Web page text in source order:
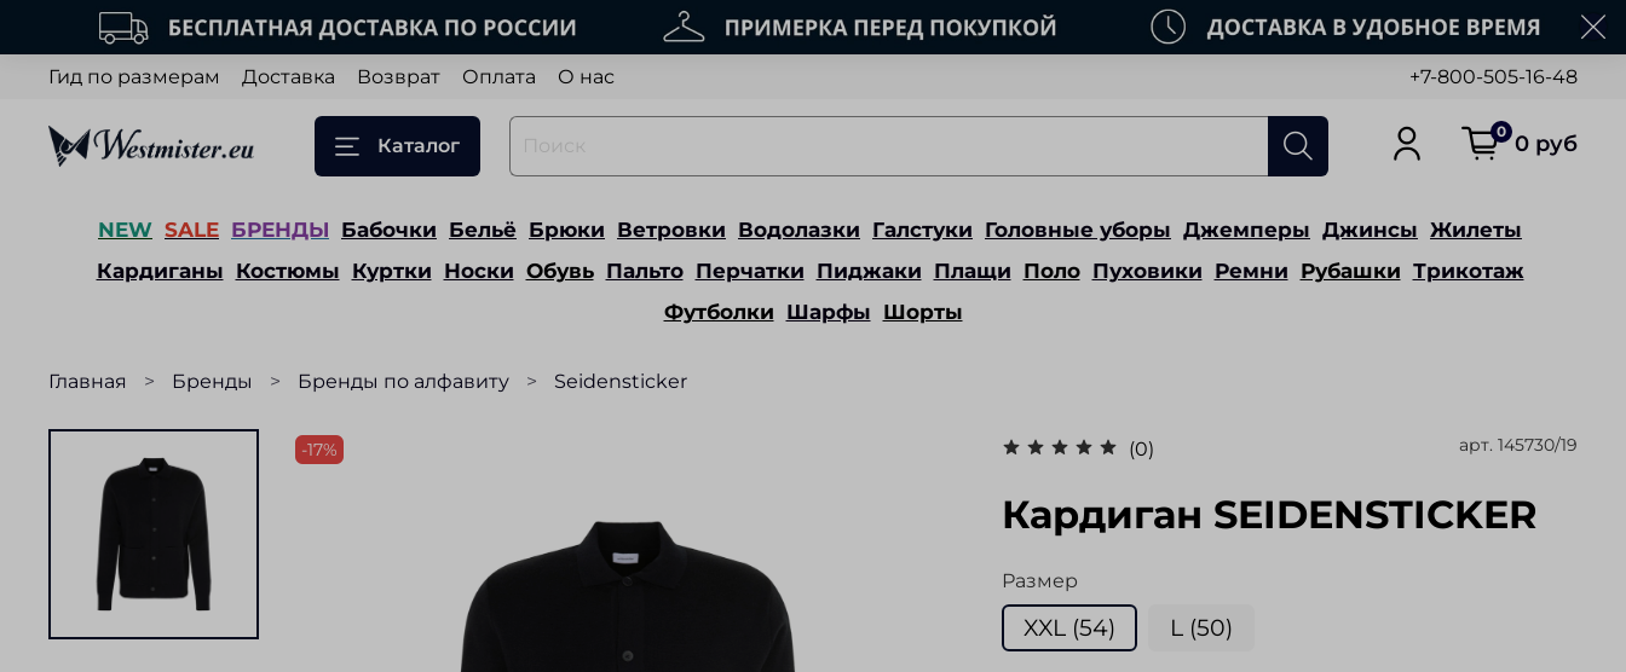
Гид по размерам Доставка Возврат Оплата О нас +7-800-505-16-48
Каталог
0 0 руб
NEW SALE БРЕНДЫ Бабочки Бельё Брюки Ветровки Водолазки Галстуки Головные уборы Джемперы Джинсы Жилеты
Кардиганы Костюмы Куртки Носки Обувь Пальто Перчатки Пиджаки Плащи Поло Пуховики Ремни Рубашки Трикотаж
Футболки Шарфы Шорты
Главная Бренды Бренды по алфавиту Seidensticker
-17% (0) арт. 145730/19
Кардиган SEIDENSTICKER
Размер
XXL (54) L (50)